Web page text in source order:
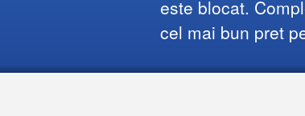
este blocat.
cel mai bun pret